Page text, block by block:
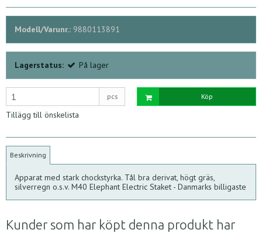
Modell/Varunr.: 9880113891
Lagerstatus: På lager
pcs Köp
Tillägg till önskelista
Beskrivning
Apparat med stark chockstyrka. Tål bra derivat, högt gräs,
silverregn o.s.v. M40 Elephant Electric Staket - Danmarks billigaste
Kunder som har köpt denna produkt har